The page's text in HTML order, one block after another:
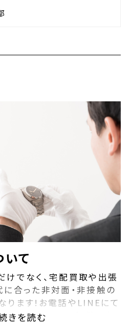
て
でなく、宅配買取や出張
合った非対面・非接触の
ります!お電話やLINEにて
おります！また無料の宅